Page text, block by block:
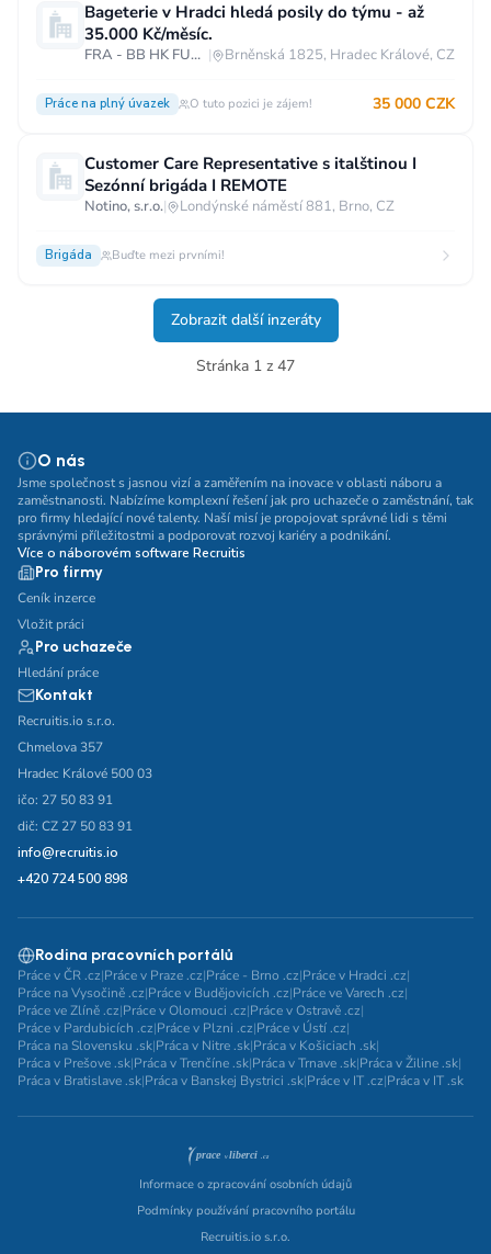
Bageterie v Hradci hledá posily do týmu - až
35.000 Kč/měsíc.
FRA - BB HK FUTURUM | Brněnská 1825, Hradec Králové, CZ
Práce na plný úvazek O tuto pozici je zájem! 35 000 CZK
Customer Care Representative s italštinou I
Sezónní brigáda I REMOTE
Notino, s.r.o.| Londýnské náměstí 881, Brno, CZ
Brigáda Buďte mezi prvními!
Zobrazit další inzeráty
Stránka 1 z 47
O nás
Jsme společnost s jasnou vizí a zaměřením na inovace v oblasti náboru a
zaměstnanosti. Nabízíme komplexní řešení jak pro uchazeče o zaměstnání, tak
pro firmy hledající nové talenty. Naší misí je propojovat správné lidi s těmi
správnými příležitostmi a podporovat rozvoj kariéry a podnikání.
Více o náborovém software Recruitis
Pro firmy
Ceník inzerce
Vložit práci
Pro uchazeče
Hledání práce
Kontakt
Recruitis.io s.r.o.
Chmelova 357
Hradec Králové 500 03
ičo: 27 50 83 91
dič: CZ 27 50 83 91
info@recruitis.io
+420 724 500 898
Rodina pracovních portálů
Práce v ČR .cz|Práce v Praze .cz|Práce - Brno .cz|Práce v Hradci .cz|
Práce na Vysočině .cz|Práce v Budějovicích .cz|Práce ve Varech .cz|
Práce ve Zlíně .cz|Práce v Olomouci .cz|Práce v Ostravě .cz|
Práce v Pardubicích .cz|Práce v Plzni .cz|Práce v Ústí .cz|
Práca na Slovensku .sk|Práca v Nitre .sk|Práca v Košiciach .sk|
Práca v Prešove .sk|Práca v Trenčíne .sk|Práca v Trnave .sk|Práca v Žiline .sk|
Práca v Bratislave .sk|Práca v Banskej Bystrici .sk|Práce v IT .cz|Práca v IT .sk
Informace o zpracování osobních údajů
Podmínky používání pracovního portálu
Recruitis.io s.r.o.